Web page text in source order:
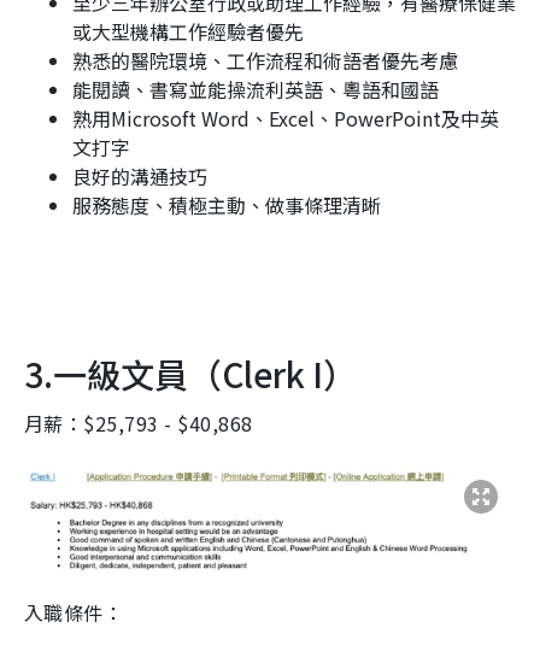
或大型機構工作經驗者優先
熟悉的醫院環境、工作流程和術語者優先考慮
能閱讀、書寫並能操流利英語、粵語和國語
熟用Microsoft Word、Excel、PowerPoint及中英
文打字
良好的溝通技巧
服務態度、積極主動、做事條理清晰
3.一級文員（Clerk I）
月薪：$25,793 - $40,868
入職條件：